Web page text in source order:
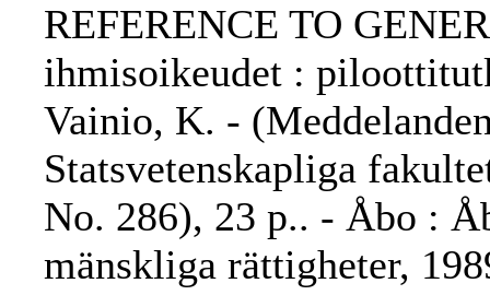
REFERENCE TO
ihmisoikeudet :
Vainio, K. -
Statsvetenskapliga
No. 286), 23 p.. - Åbo :
mänskliga rättigheter,